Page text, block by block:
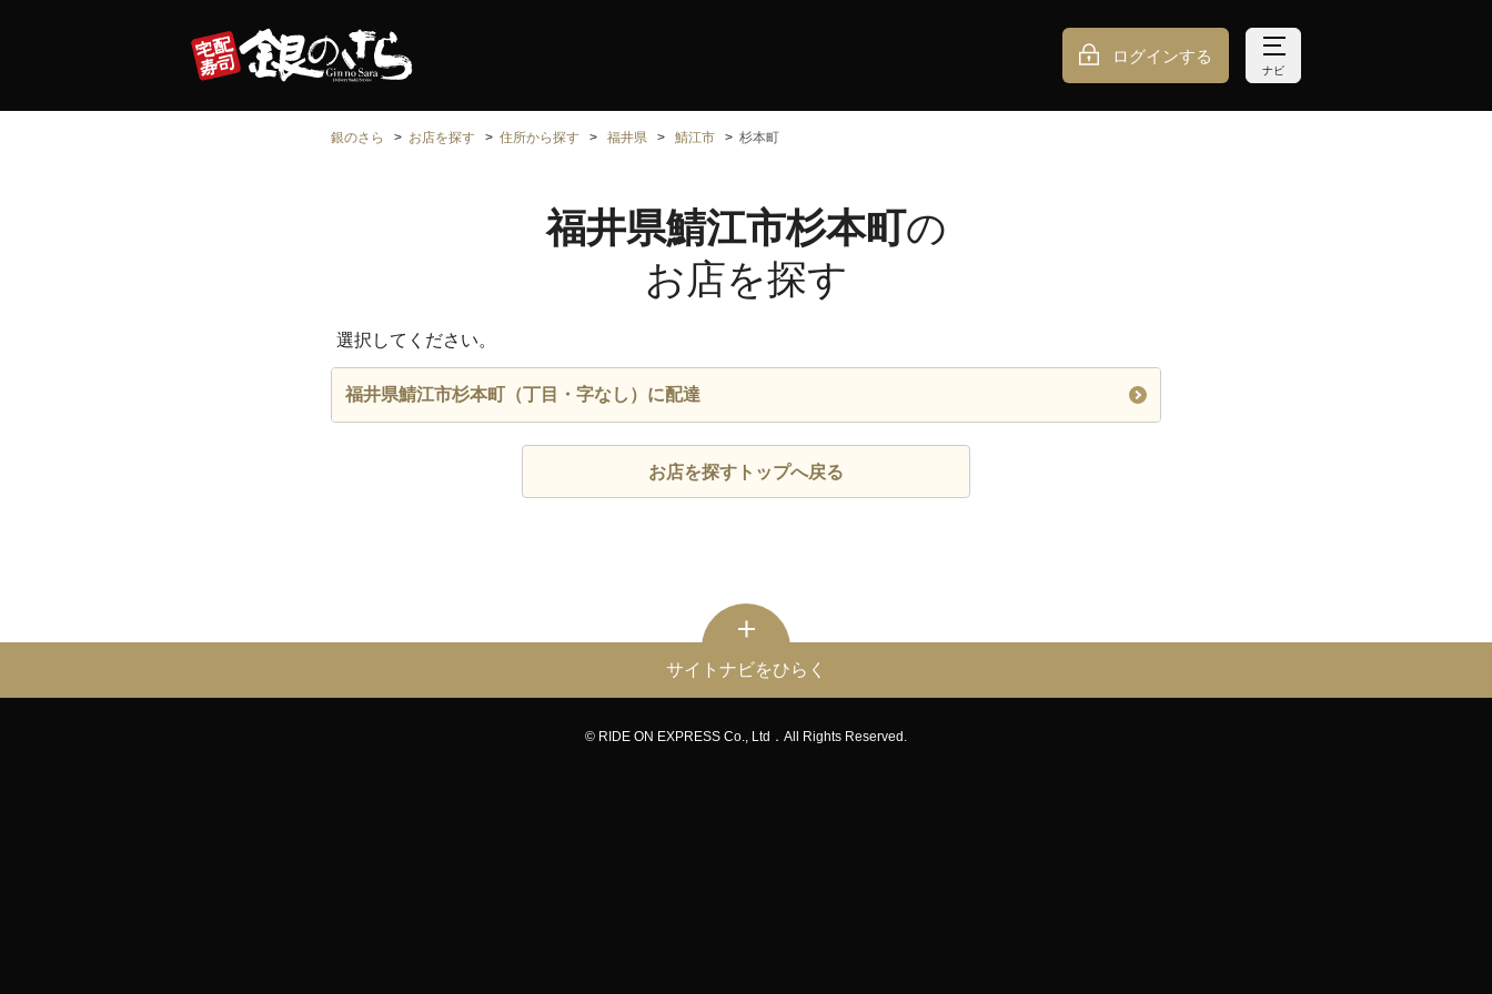
ログインする
ナビ
銀のさら お店を探す 住所から探す 福井県 鯖江市 杉本町
福井県鯖江市杉本町の
お店を探す
選択してください。
福井県鯖江市杉本町（丁目・字なし）に配達
お店を探すトップへ戻る
サイトナビをひらく
© RIDE ON EXPRESS Co., Ltd．All Rights Reserved.